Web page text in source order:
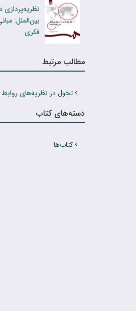
نظریه‌پردازی
بین‌الملل:
فکری
مطالب مرتبط
تحول در نظریه‌هاى روابط
دسته‌های کتاب
کتاب‌ها